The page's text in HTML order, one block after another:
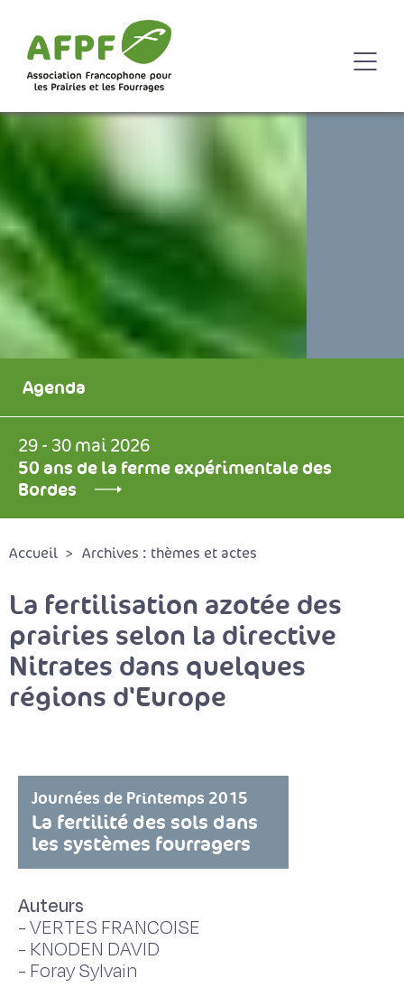
Agenda
29 - 30 mai 2026
50 ans de la ferme expérimentale des
Bordes
Accueil Archives : thèmes et actes
La fertilisation azotée des
prairies selon la directive
Nitrates dans quelques
régions d'Europe
Journées de Printemps 2015
La fertilité des sols dans
les systèmes fourragers
Auteurs
-VERTES FRANCOISE
- KNODEN DAVID
- Foray Sylvain